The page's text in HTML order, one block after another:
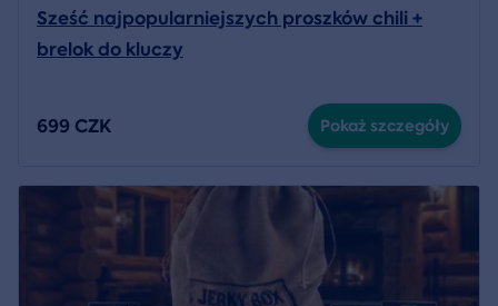
Sześć najpopularniejszych proszków chili +
brelok do kluczy
699 CZK Pokaż szczegóły